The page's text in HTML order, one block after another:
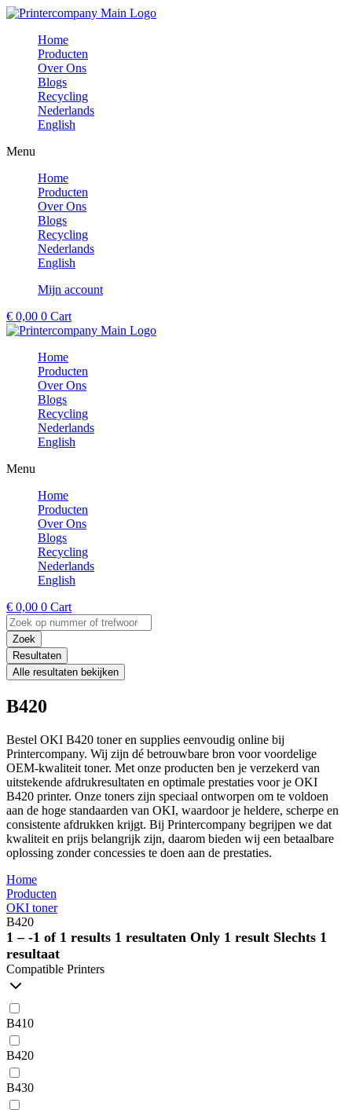
Ga
inhoud
Home
Producten
Over Ons
Blogs
Recycling
Nederlands
English
Menu
Home
Producten
Over Ons
Blogs
Recycling
Nederlands
English
Mijn account
€ 0,00 0 Cart
Home
Producten
Over Ons
Blogs
Recycling
Nederlands
English
Menu
Home
Producten
Over Ons
Blogs
Recycling
Nederlands
English
€ 0,00 0 Cart
Search
...Zoek
Resultaten
Alle resultaten bekijken
B420
Bestel OKI B420 toner en supplies eenvoudig online bij
Printercompany. Wij zijn dé betrouwbare bron voor voordelige
OEM-kwaliteit toner. Met onze producten ben je verzekerd van
uitstekende afdrukresultaten en optimale prestaties voor je OKI
B420 printer. Onze toners zijn speciaal ontworpen om te voldoen
aan de hoge standaarden van OKI, waardoor je heldere, scherpe en
consistente afdrukken krijgt. Bij Printercompany begrijpen we dat
kwaliteit en prijs belangrijk zijn, daarom bieden wij een betaalbare
oplossing zonder concessies te doen aan de prestaties.
Home
Producten
OKI toner
B420
1 – -1 of 1 results 1 resultaten Only 1 result Slechts 1
resultaat
Compatible Printers
B410
B420
B430